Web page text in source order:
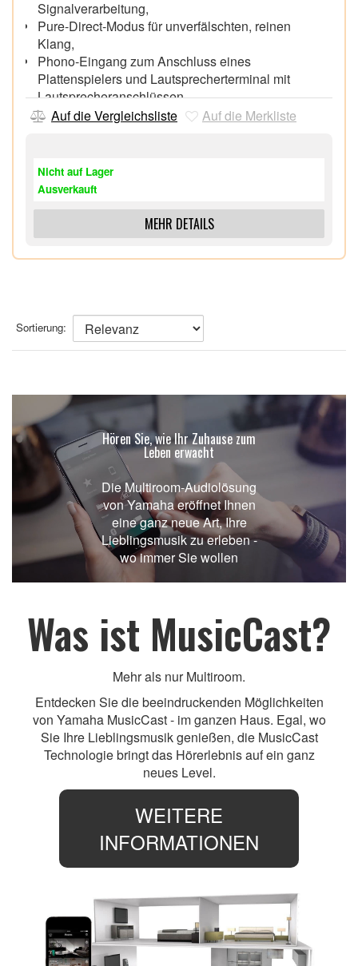
Signalverarbeitung,
Pure-Direct-Modus für unverfälschten, reinen
Klang,
Phono-Eingang zum Anschluss eines
Plattenspielers und Lautsprecherterminal mit
Lautsprecheranschlüssen
Lautsprecherselektion A, B oder A+B,
Kopfhöreranschluss,
Auf die Vergleichsliste Auf die Merkliste
Nicht auf Lager
Ausverkauft
MEHR DETAILS
Sortierung:
Hören Sie, wie Ihr Zuhause zum
Leben erwacht
Die Multiroom-Audiolösung
von Yamaha eröffnet Ihnen
eine ganz neue Art, Ihre
Lieblingsmusik zu erleben -
wo immer Sie wollen
Was ist MusicCast?
Mehr als nur Multiroom.
Entdecken Sie die beeindruckenden Möglichkeiten
von Yamaha MusicCast - im ganzen Haus. Egal, wo
Sie Ihre Lieblingsmusik genießen, die MusicCast
Technologie bringt das Hörerlebnis auf ein ganz
neues Level.
WEITERE
INFORMATIONEN